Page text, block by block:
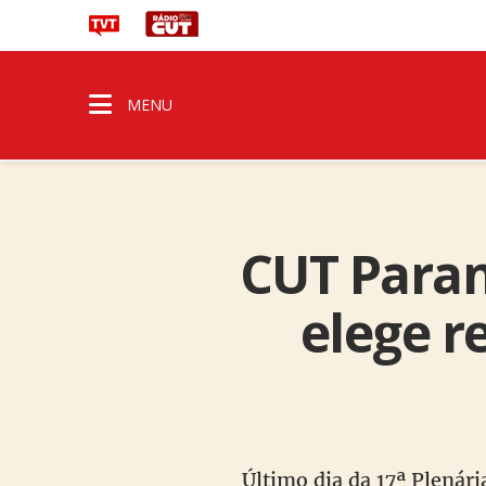
MENU
CUT
elege
Último dia da 17ª